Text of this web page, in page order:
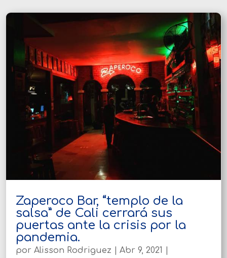
Zaperoco Bar, “templo de la
salsa” de Cali cerrará sus
puertas ante la crisis por la
pandemia.
porAlisson Rodriguez |Abr 9, 2021